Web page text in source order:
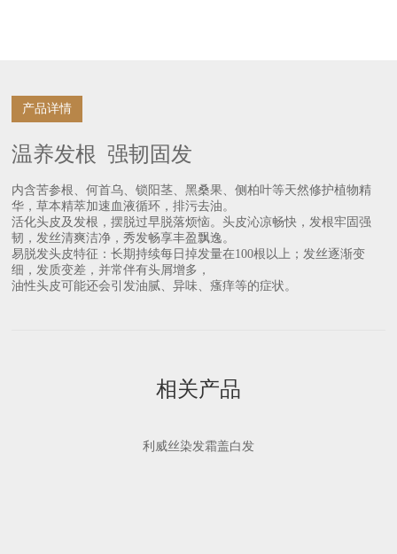
产品详情
温养发根 强韧固发
内含苦参根、何首乌、锁阳茎、黑桑果、侧柏叶等天然修护植物精
华，草本精萃加速血液循环，排污去油。
活化头皮及发根，摆脱过早脱落烦恼。头皮沁凉畅快，发根牢固强
韧，发丝清爽洁净，秀发畅享丰盈飘逸。
易脱发头皮特征：长期持续每日掉发量在100根以上；发丝逐渐变
细，发质变差，并常伴有头屑增多，
油性头皮可能还会引发油腻、异味、瘙痒等的症状。
相关产品
利威丝染发霜盖白发